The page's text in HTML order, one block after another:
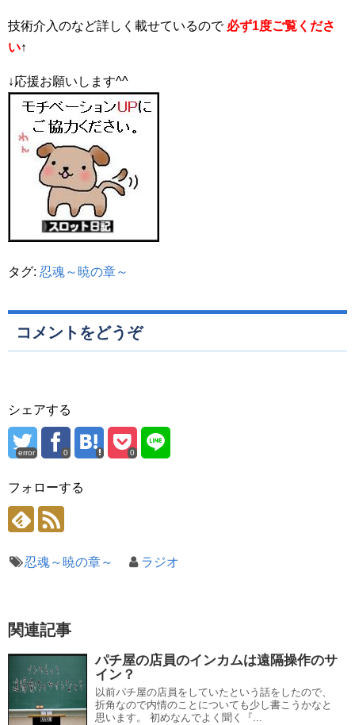
技術介入のなど詳しく載せているので 必ず1度ご覧くださ
い↑
↓応援お願いします^^
タグ: 忍魂～暁の章～
コメントをどうぞ
シェアする
error 0 0
フォローする
忍魂～暁の章～ ラジオ
関連記事
パチ屋の店員のインカムは遠隔操作のサ
イン？
以前パチ屋の店員をしていたという話をしたので、
折角なので内情のことについても少し書こうかなと
思います。 初めなんでよく聞く『...